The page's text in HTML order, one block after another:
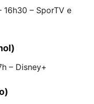
16h30 – SporTV e
– Disney+